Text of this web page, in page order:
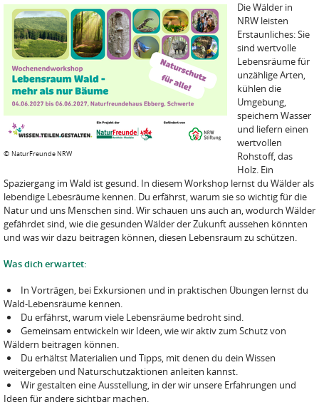
© NaturFreunde NRW
Die Wälder in
NRW leisten
Erstaunliches: Sie
sind wertvolle
Lebensräume für
unzählige Arten,
kühlen die
Umgebung,
speichern Wasser
und liefern einen
wertvollen
Rohstoff, das
Holz. Ein
Spaziergang im Wald ist gesund. In diesem Workshop lernst du Wälder als
lebendige Lebesräume kennen. Du erfährst, warum sie so wichtig für die
Natur und uns Menschen sind. Wir schauen uns auch an, wodurch Wälder
gefährdet sind, wie die gesunden Wälder der Zukunft aussehen könnten
und was wir dazu beitragen können, diesen Lebensraum zu schützen.
Was dich erwartet:
In Vorträgen, bei Exkursionen und in praktischen Übungen lernst du
Wald-Lebensräume kennen.
Du erfährst, warum viele Lebensräume bedroht sind.
Gemeinsam entwickeln wir Ideen, wie wir aktiv zum Schutz von
Wäldern beitragen können.
Du erhältst Materialien und Tipps, mit denen du dein Wissen
weitergeben und Naturschutzaktionen anleiten kannst.
Wir gestalten eine Ausstellung, in der wir unsere Erfahrungen und
Ideen für andere sichtbar machen.